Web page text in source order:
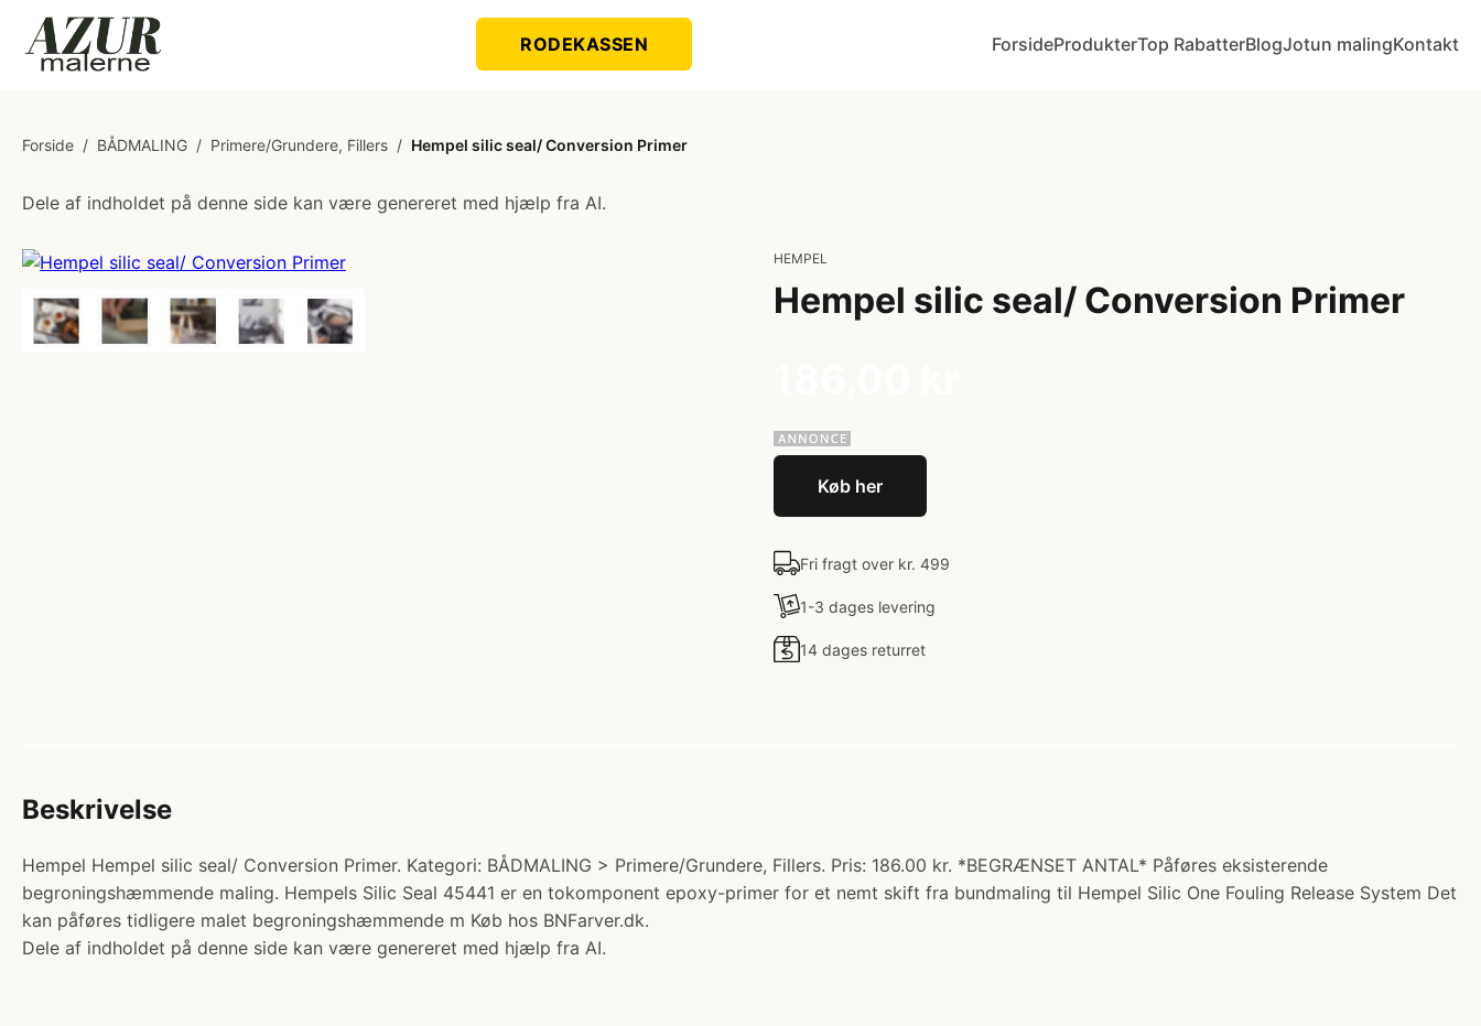
RODEKASSEN ForsideProdukterTop RabatterBlogJotun malingKontakt
Forside / BÅDMALING / Primere/Grundere, Fillers / Hempel silic seal/ Conversion Primer
Dele af indholdet på denne side kan være genereret med hjælp fra AI.
HEMPEL
Hempel silic seal/ Conversion Primer
Køb her
Fri fragt over kr. 499
1-3 dages levering
14 dages returret
Beskrivelse
Hempel Hempel silic seal/ Conversion Primer. Kategori: BÅDMALING > Primere/Grundere, Fillers. Pris: 186.00 kr. *BEGRÆNSET ANTAL* Påføres eksisterende
begroningshæmmende maling. Hempels Silic Seal 45441 er en tokomponent epoxy-primer for et nemt skift fra bundmaling til Hempel Silic One Fouling Release System Det
kan påføres tidligere malet begroningshæmmende m Køb hos BNFarver.dk.
Dele af indholdet på denne side kan være genereret med hjælp fra AI.